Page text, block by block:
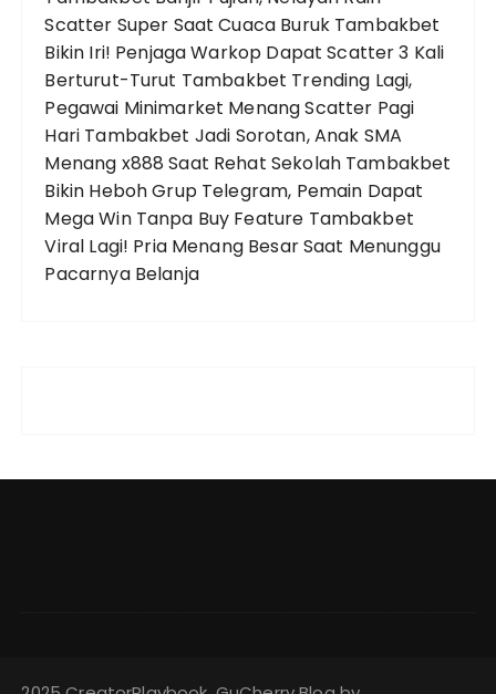
Scatter Super Saat Cuaca Buruk Tambakbet
Bikin Iri! Penjaga Warkop Dapat Scatter 3 Kali
Berturut-Turut Tambakbet Trending Lagi,
Pegawai Minimarket Menang Scatter Pagi
Hari Tambakbet Jadi Sorotan, Anak SMA
Menang x888 Saat Rehat Sekolah Tambakbet
Bikin Heboh Grup Telegram, Pemain Dapat
Mega Win Tanpa Buy Feature Tambakbet
Viral Lagi! Pria Menang Besar Saat Menunggu
Pacarnya Belanja